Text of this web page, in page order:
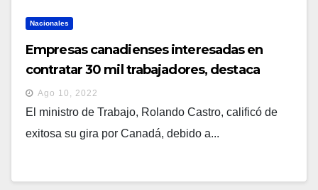
Nacionales
Empresas canadienses interesadas en
contratar 30 mil trabajadores, destaca
Rolando Castro
Ago 10, 2022
El ministro de Trabajo, Rolando Castro, calificó de
exitosa su gira por Canadá, debido a...